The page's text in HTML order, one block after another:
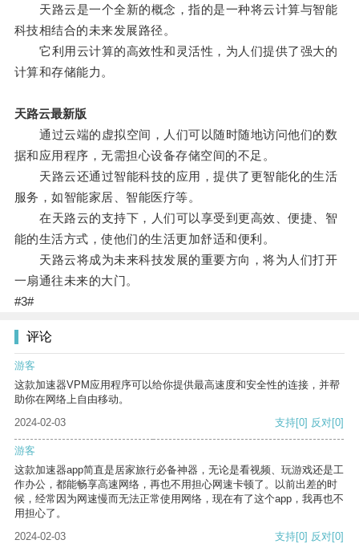
天路云是一个全新的概念，指的是一种将云计算与智能
科技相结合的未来发展路径。
它利用云计算的高效性和灵活性，为人们提供了强大的
计算和存储能力。
天路云最新版
通过云端的虚拟空间，人们可以随时随地访问他们的数
据和应用程序，无需担心设备存储空间的不足。
天路云还通过智能科技的应用，提供了更智能化的生活
服务，如智能家居、智能医疗等。
在天路云的支持下，人们可以享受到更高效、便捷、智
能的生活方式，使他们的生活更加舒适和便利。
天路云将成为未来科技发展的重要方向，将为人们打开
一扇通往未来的大门。
#3#
评论
游客
这款加速器VPM应用程序可以给你提供最高速度和安全性的连接，并帮
助你在网络上自由移动。
2024-02-03
支持[0] 反对[0]
游客
这款加速器app简直是居家旅行必备神器，无论是看视频、玩游戏还是工
作办公，都能畅享高速网络，再也不用担心网速卡顿了。以前出差的时
候，经常因为网速慢而无法正常使用网络，现在有了这个app，我再也不
用担心了。
2024-02-03
支持[0] 反对[0]